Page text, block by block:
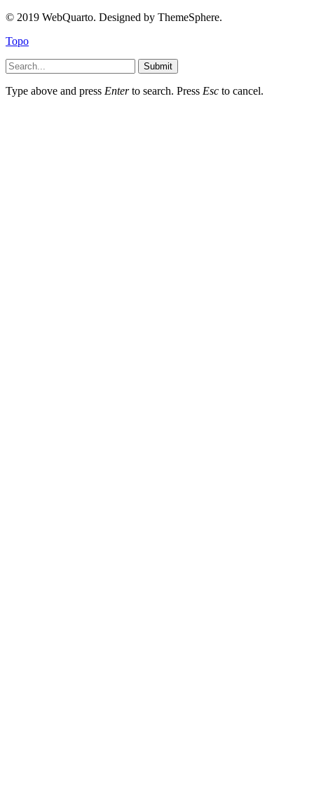
© 2019 WebQuarto. Designed by ThemeSphere.
Topo
Submit
Type above and press Enterto search. Press Esc to cancel.